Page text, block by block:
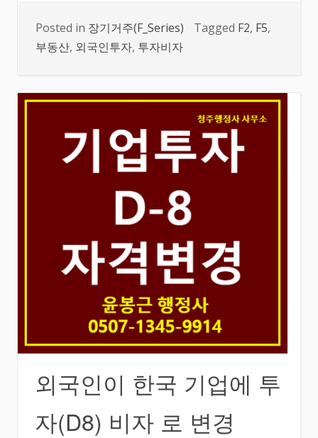
Posted in 장기거주(F_Series) Tagged F2, F5,
부동산, 외국인투자, 투자비자
외국인이 한국 기업에 투
자(D8) 비자 로 변경